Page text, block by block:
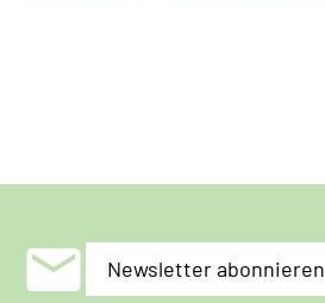
mail Newsletter abonnieren